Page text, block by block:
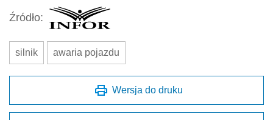
Źródło:
silnik awaria pojazdu
Wersja do druku